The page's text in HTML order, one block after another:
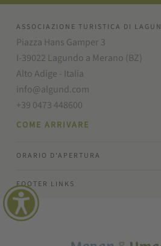
ASSOCIAZIONE TURISTICA DI
Piazza Hans Gamper 3
I-39022 Lagundo a Merano (BZ)
Alto Adige - Italia
info@algund.com
+39 0473 448600
COME ARRIVARE
ORARIO D'APERTURA
FOOTER LINKS